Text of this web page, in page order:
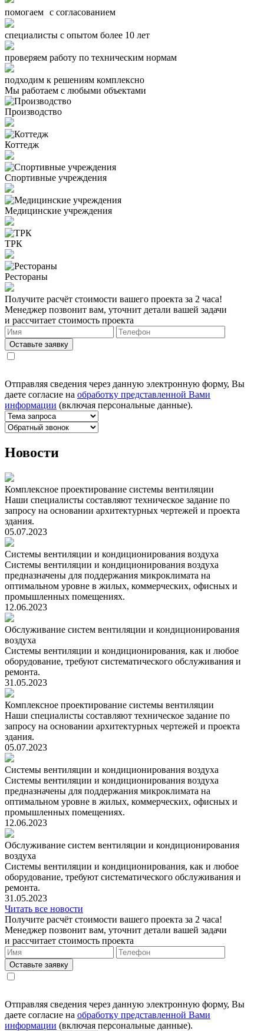
помогаем с согласованием
специалисты с опытом более 10 лет
проверяем работу по техническим нормам
подходим к решениям комплексно
Мы работаем с любыми объектами
Производство
Коттедж
Спортивные учреждения
Медицинские учреждения
ТРК
Рестораны
Получите расчёт стоимости вашего проекта за 2 часа!
Менеджер позвонит вам, уточнит детали вашей задачи
и рассчитает стоимость проекта
Оставьте заявку
Отправляя сведения через данную электронную форму, Вы
даете согласие на обработку представленной Вами
информации (включая персональные данные).
Новости
Комплексное проектирование системы вентиляции
Наши специалисты составляют техническое задание по
запросу на основании архитектурных чертежей и проекта
здания.
05.07.2023
Системы вентиляции и кондиционирования воздуха
Системы вентиляции и кондиционирования воздуха
предназначены для поддержания микроклимата на
оптимальном уровне в жилых, коммерческих, офисных и
промышленных помещениях.
12.06.2023
Обслуживание систем вентиляции и кондиционирования
воздуха
Системы вентиляции и кондиционирования, как и любое
оборудование, требуют систематического обслуживания и
ремонта.
31.05.2023
Комплексное проектирование системы вентиляции
Наши специалисты составляют техническое задание по
запросу на основании архитектурных чертежей и проекта
здания.
05.07.2023
Системы вентиляции и кондиционирования воздуха
Системы вентиляции и кондиционирования воздуха
предназначены для поддержания микроклимата на
оптимальном уровне в жилых, коммерческих, офисных и
промышленных помещениях.
12.06.2023
Обслуживание систем вентиляции и кондиционирования
воздуха
Системы вентиляции и кондиционирования, как и любое
оборудование, требуют систематического обслуживания и
ремонта.
31.05.2023
Читать все новости
Получите расчёт стоимости вашего проекта за 2 часа!
Менеджер позвонит вам, уточнит детали вашей задачи
и рассчитает стоимость проекта
Оставьте заявку
Отправляя сведения через данную электронную форму, Вы
даете согласие на обработку представленной Вами
информации (включая персональные данные).